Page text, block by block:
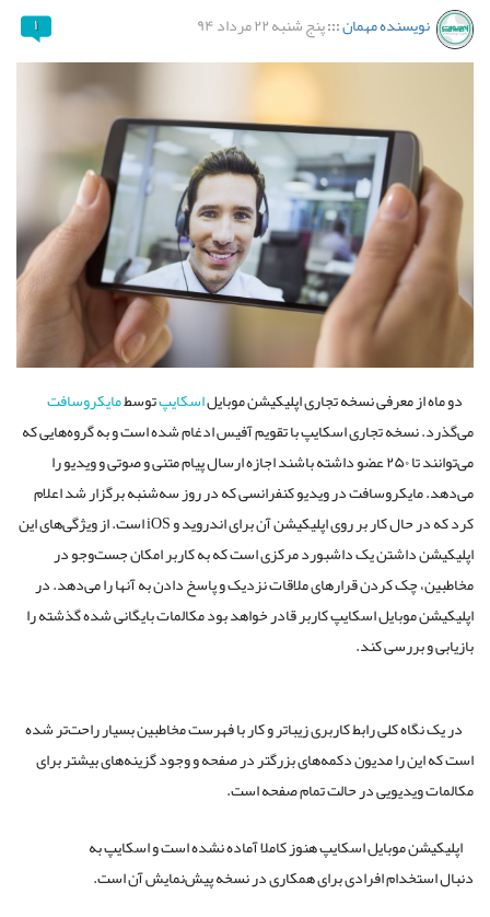
نویسنده مهمان:::پنج شنبه ۲۲ مرداد ۹۴ ۱
دو ماه از معرفی نسخه تجاری اپلیکیشن موبایلاسکایپتوسطمایکروسافت
می‌گذرد. نسخه تجاری اسکایپ با تقویم آفیس ادغام شده است و به گروه‌هایی که
می‌توانند تا ۲۵۰ عضو داشته باشند اجازه ارسال پیام متنی و صوتی و ویدیو را
می‌دهد. مایکروسافت در ویدیو کنفرانسی که در روز سه‌شنبه برگزار شد اعلام
کرد که در حال کار بر روی اپلیکیشن آن برای اندروید و iOS است. از ویژگی‌های این
اپلیکیشن داشتن یک داشبورد مرکزی است که به کاربر امکان جست‌وجو در
مخاطبین، چک کردن قرارهای ملاقات نزدیک و پاسخ دادن به آنها را می‌دهد. در
اپلیکیشن موبایل اسکایپ کاربر قادر خواهد بود مکالمات بایگانی شده گذشته را
بازیابی و بررسی کند.
در یک نگاه کلی رابط کاربری زیباتر و کار با فهرست مخاطبین بسیار راحت‌تر شده
است که این را مدیون دکمه‌های بزرگتر در صفحه و وجود گزینه‌های بیشتر برای
مکالمات ویدیویی در حالت تمام صفحه است.
اپلیکیشن موبایل اسکایپ هنوز کاملا آماده نشده است و اسکایپ به
دنبال استخدام افرادی برای همکاری در نسخه پیش‌نمایش آن است.